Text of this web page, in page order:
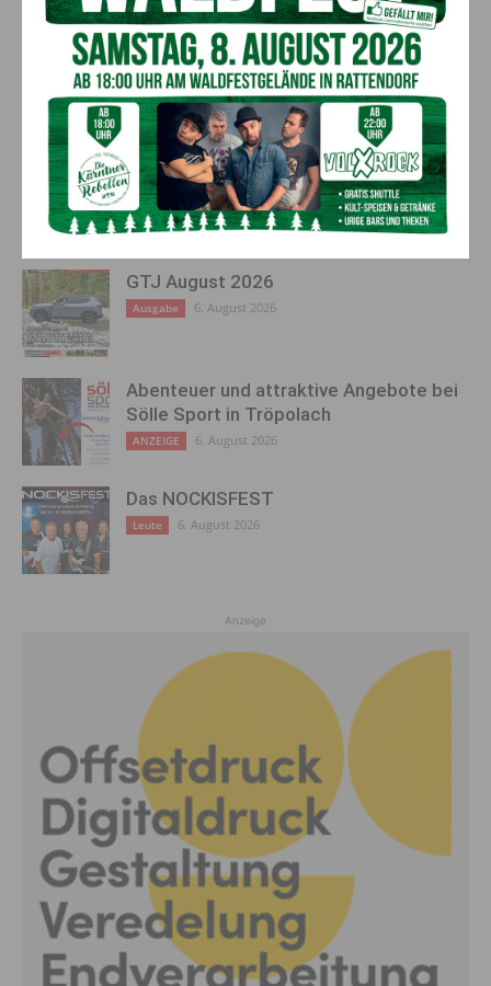
Vorheriger Artikel
Entspanntes Schmökern am
Wörthersee: AK-
Sommerbibliotheken sorgen
für Lesespaß
Nächster Artikel
FA – Mischelin: Die
Freiheitlichen Arbeitnehmer
sind strikt gegen eine
Anhebung
des Pensionsantrittsalters
AKTUELLES
GTJ August 2026
Ausgabe 6. August 2026
Abenteuer und attraktive Angebote bei
Sölle Sport in Tröpolach
ANZEIGE 6. August 2026
Das NOCKISFEST
Leute 6. August 2026
Anzeige